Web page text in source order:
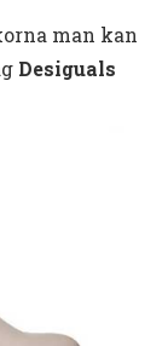
man kan
Desiguals